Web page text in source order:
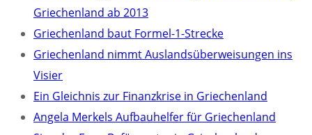
Griechenland ab 2013
Griechenland baut Formel-1-Strecke
Griechenland nimmt Auslandsüberweisungen ins
Visier
Ein Gleichnis zur Finanzkrise in Griechenland
Angela Merkels Aufbauhelfer für Griechenland